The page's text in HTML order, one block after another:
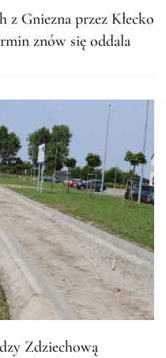
z Gniezna przez Kłecko
znów się oddala
Zdziechową